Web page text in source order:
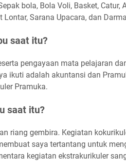
bola, Bola Voli, Basket, Catur,
Lontar, Sarana Upacara, dan
saat itu?
pengayaan mata pelajaran
ikuti adalah akuntansi dan
Pramuka.
saat itu?
riang gembira. Kegiatan
saya tertantang untuk
kegiatan ekstrakurikuler